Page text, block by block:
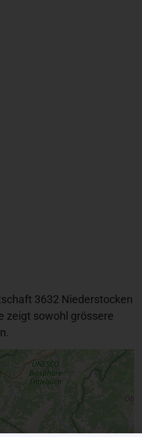
3632 Niederstocken
zeigt sowohl grössere